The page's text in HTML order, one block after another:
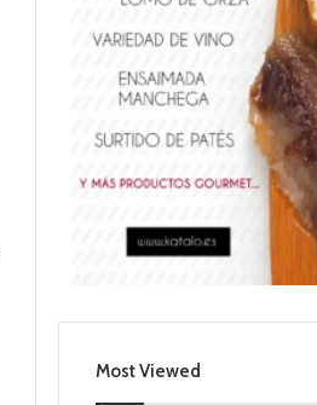
Most Viewed